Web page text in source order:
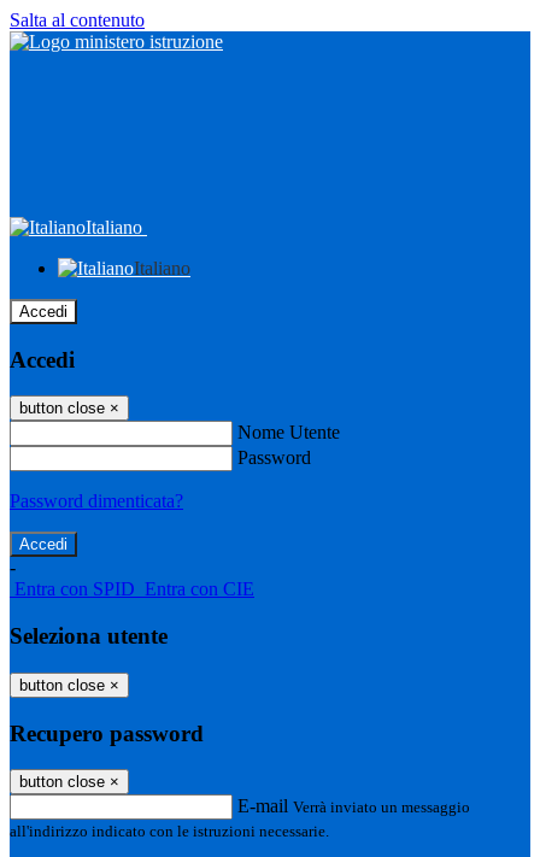
Salta al contenuto
Italiano
Italiano
Accedi
Accedi
button close ×
Nome Utente
Password
Password dimenticata?
-
Entra con SPID Entra con CIE
Seleziona utente
button close ×
Recupero password
button close ×
E-mail Verrà inviato un messaggio
all'indirizzo indicato con le istruzioni necessarie.